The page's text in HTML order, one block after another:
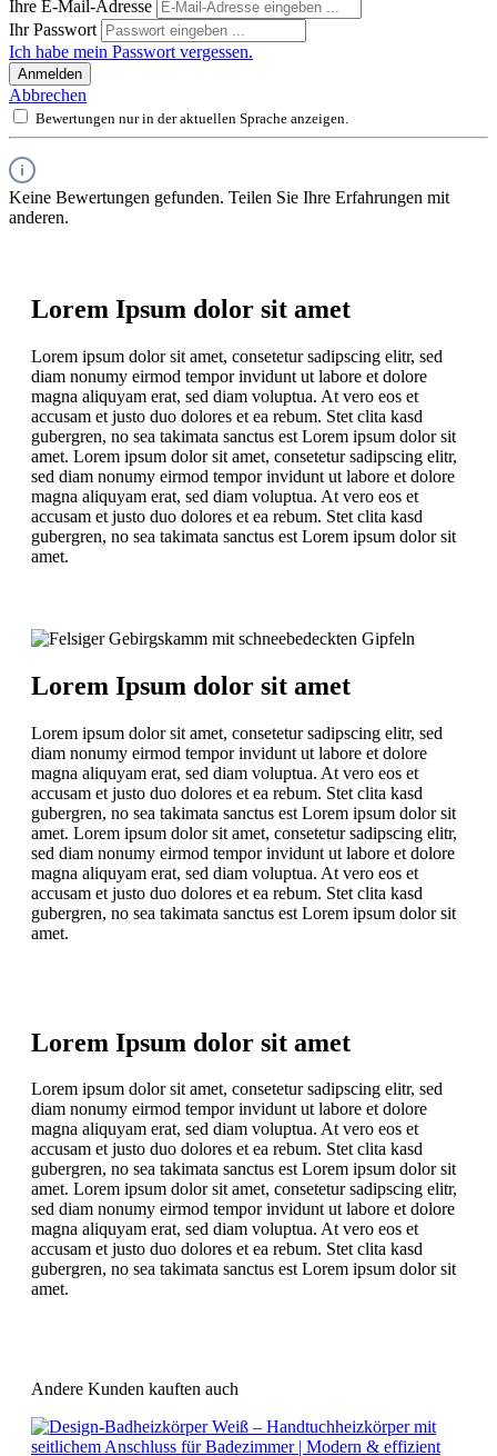
Ihre E-Mail-Adresse
Ihr Passwort
Ich habe mein Passwort vergessen.
Anmelden
Abbrechen
Bewertungen nur in der aktuellen Sprache anzeigen.
Keine Bewertungen gefunden. Teilen Sie Ihre Erfahrungen mit
anderen.
Lorem Ipsum dolor sit amet
Lorem ipsum dolor sit amet, consetetur sadipscing elitr, sed
diam nonumy eirmod tempor invidunt ut labore et dolore
magna aliquyam erat, sed diam voluptua. At vero eos et
accusam et justo duo dolores et ea rebum. Stet clita kasd
gubergren, no sea takimata sanctus est Lorem ipsum dolor sit
amet. Lorem ipsum dolor sit amet, consetetur sadipscing elitr,
sed diam nonumy eirmod tempor invidunt ut labore et dolore
magna aliquyam erat, sed diam voluptua. At vero eos et
accusam et justo duo dolores et ea rebum. Stet clita kasd
gubergren, no sea takimata sanctus est Lorem ipsum dolor sit
amet.
Lorem Ipsum dolor sit amet
Lorem ipsum dolor sit amet, consetetur sadipscing elitr, sed
diam nonumy eirmod tempor invidunt ut labore et dolore
magna aliquyam erat, sed diam voluptua. At vero eos et
accusam et justo duo dolores et ea rebum. Stet clita kasd
gubergren, no sea takimata sanctus est Lorem ipsum dolor sit
amet. Lorem ipsum dolor sit amet, consetetur sadipscing elitr,
sed diam nonumy eirmod tempor invidunt ut labore et dolore
magna aliquyam erat, sed diam voluptua. At vero eos et
accusam et justo duo dolores et ea rebum. Stet clita kasd
gubergren, no sea takimata sanctus est Lorem ipsum dolor sit
amet.
Lorem Ipsum dolor sit amet
Lorem ipsum dolor sit amet, consetetur sadipscing elitr, sed
diam nonumy eirmod tempor invidunt ut labore et dolore
magna aliquyam erat, sed diam voluptua. At vero eos et
accusam et justo duo dolores et ea rebum. Stet clita kasd
gubergren, no sea takimata sanctus est Lorem ipsum dolor sit
amet. Lorem ipsum dolor sit amet, consetetur sadipscing elitr,
sed diam nonumy eirmod tempor invidunt ut labore et dolore
magna aliquyam erat, sed diam voluptua. At vero eos et
accusam et justo duo dolores et ea rebum. Stet clita kasd
gubergren, no sea takimata sanctus est Lorem ipsum dolor sit
amet.
Andere Kunden kauften auch